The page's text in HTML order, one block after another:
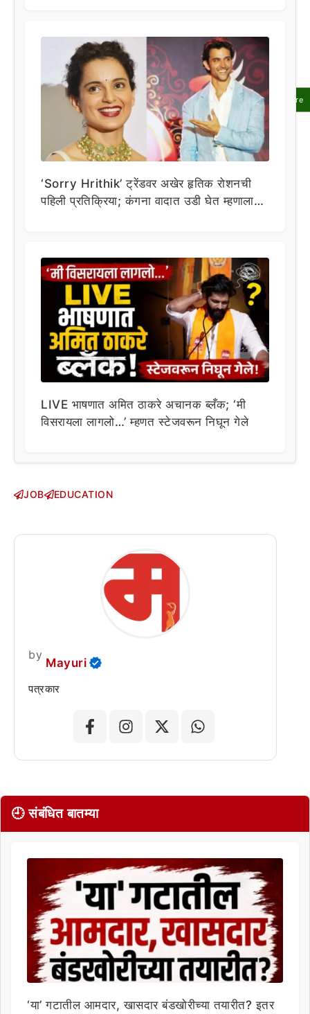
Share
‘Sorry Hrithik’ ट्रेंडवर अखेर हृतिक रोशनची
पहिली प्रतिक्रिया; कंगना वादात उडी घेत म्हणाला…
LIVE भाषणात अमित ठाकरे अचानक ब्लँक; ‘मी
विसरायला लागलो…’ म्हणत स्टेजवरून निघून गेले
JOB EDUCATION
by
Mayuri
पत्रकार
🕘 संबंधित बातम्या
‘या’ गटातील आमदार, खासदार बंडखोरीच्या तयारीत? इतर